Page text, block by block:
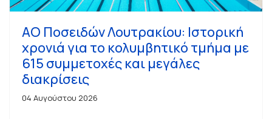
ΑΟ Ποσειδών Λουτρακίου: Ιστορική
χρονιά για το κολυμβητικό τμήμα με
615 συμμετοχές και μεγάλες
διακρίσεις
04 Αυγούστου 2026